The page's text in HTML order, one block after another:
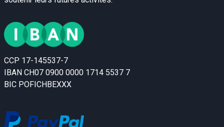
CCP 17-145537-7
IBAN CH07 0900 0000 1714 5537 7
BIC POFICHBEXXX